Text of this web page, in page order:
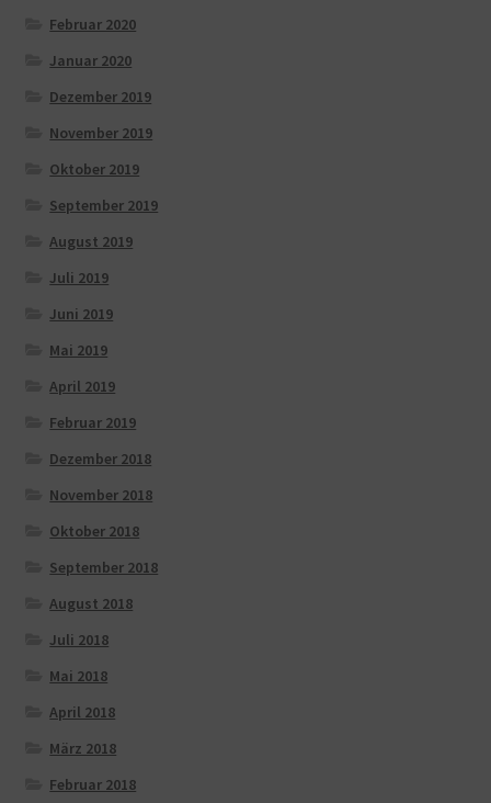
Februar 2020
Januar 2020
Dezember 2019
November 2019
Oktober 2019
September 2019
August 2019
Juli 2019
Juni 2019
Mai 2019
April 2019
Februar 2019
Dezember 2018
November 2018
Oktober 2018
September 2018
August 2018
Juli 2018
Mai 2018
April 2018
März 2018
Februar 2018